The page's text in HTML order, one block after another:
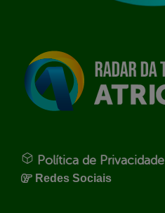
Política de Privacidade
Redes Sociais